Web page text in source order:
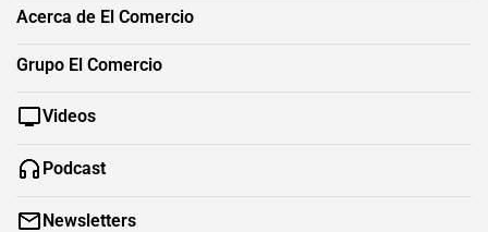
Acerca de El Comercio
Grupo El Comercio
Videos
Podcast
Newsletters